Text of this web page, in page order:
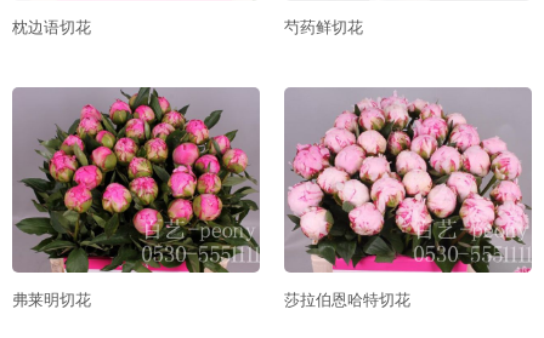
枕边语切花 芍药鲜切花
弗莱明切花 莎拉伯恩哈特切花